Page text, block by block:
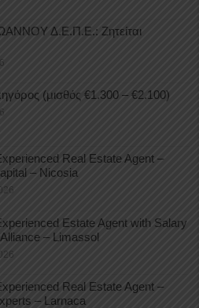
Δ.Ε.Π.Ε.: Ζητείται
(μισθός €1.300 – €2.100)
Real Estate Agent –
– Nicosia
Estate Agent with Salary
– Limassol
Real Estate Agent –
– Larnaca